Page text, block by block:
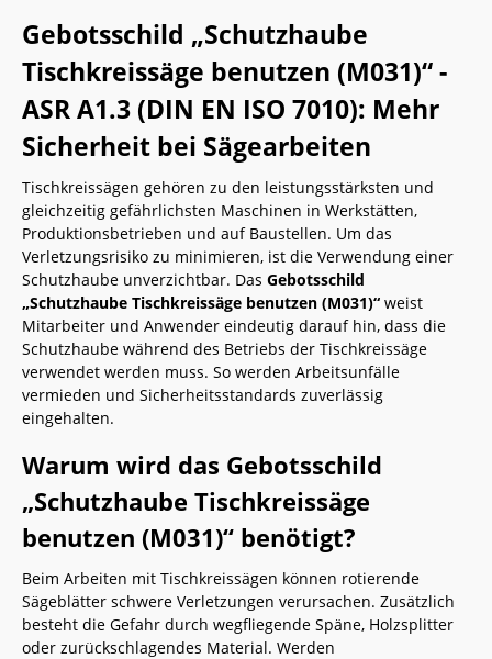
Gebotsschild „Schutzhaube
Tischkreissäge benutzen (M031)“ -
ASR A1.3 (DIN EN ISO 7010): Mehr
Sicherheit bei Sägearbeiten
Tischkreissägen gehören zu den leistungsstärksten und
gleichzeitig gefährlichsten Maschinen in Werkstätten,
Produktionsbetrieben und auf Baustellen. Um das
Verletzungsrisiko zu minimieren, ist die Verwendung einer
Schutzhaube unverzichtbar. Das Gebotsschild
„Schutzhaube Tischkreissäge benutzen (M031)“ weist
Mitarbeiter und Anwender eindeutig darauf hin, dass die
Schutzhaube während des Betriebs der Tischkreissäge
verwendet werden muss. So werden Arbeitsunfälle
vermieden und Sicherheitsstandards zuverlässig
eingehalten.
Warum wird das Gebotsschild
„Schutzhaube Tischkreissäge
benutzen (M031)“ benötigt?
Beim Arbeiten mit Tischkreissägen können rotierende
Sägeblätter schwere Verletzungen verursachen. Zusätzlich
besteht die Gefahr durch wegfliegende Späne, Holzsplitter
oder zurückschlagendes Material. Werden